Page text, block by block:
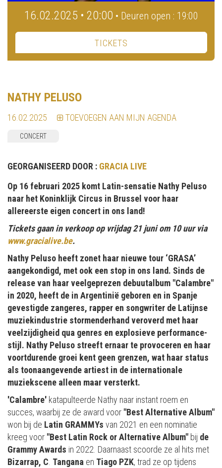
16.02.2025 • 20:00 • Deuren open : 19:00
TICKETS
NATHY PELUSO
16.02.2025 TOEVOEGEN AAN MIJN AGENDA
CONCERT
GEORGANISEERD DOOR : GRACIA LIVE
Op 16 februari 2025 komt Latin-sensatie Nathy Peluso
naar het Koninklijk Circus in Brussel voor haar
allereerste eigen concert in ons land!
Tickets gaan in verkoop op vrijdag 21 juni om 10 uur via
www.gracialive.be.
Nathy Peluso heeft zonet haar nieuwe tour ‘GRASA’
aangekondigd, met ook een stop in ons land. Sinds de
release van haar veelgeprezen debuutalbum "Calambre"
in 2020, heeft de in Argentinië geboren en in Spanje
gevestigde zangeres, rapper en songwriter de Latijnse
muziekindustrie stormenderhand veroverd met haar
veelzijdigheid qua genres en explosieve performance-
stijl. Nathy Peluso streeft ernaar te provoceren en haar
voortdurende groei kent geen grenzen, wat haar status
als toonaangevende artiest in de internationale
muziekscene alleen maar versterkt. ​
'Calambre' katapulteerde Nathy naar instant roem en
succes, waarbij ze de award voor "Best Alternative Album"
won bij de Latin GRAMMYs van 2021 en een nominatie
kreeg voor "Best Latin Rock or Alternative Album" bij de
Grammy Awards in 2022. Daarnaast scoorde ze al hits met
Bizarrap, C. Tangana en Tiago PZK, trad ze op tijdens